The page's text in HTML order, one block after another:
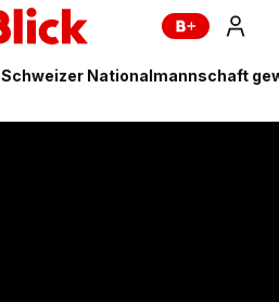
Schweizer Nationalmannschaft